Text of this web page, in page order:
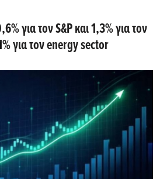
για τον S&P και 1,3% για τον
για τον energy sector